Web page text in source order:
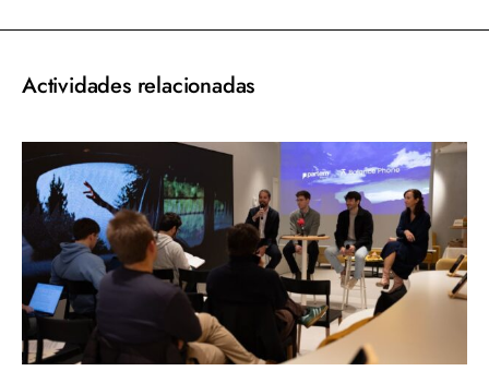
Actividades relacionadas